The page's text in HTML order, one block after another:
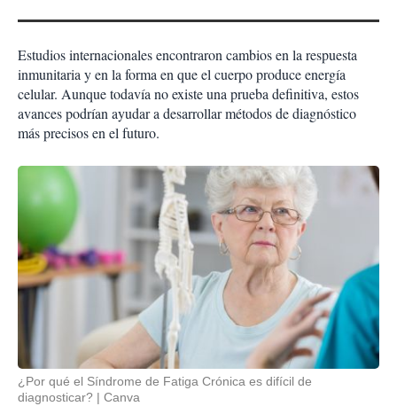
Estudios internacionales encontraron cambios en la respuesta
inmunitaria y en la forma en que el cuerpo produce energía
celular. Aunque todavía no existe una prueba definitiva, estos
avances podrían ayudar a desarrollar métodos de diagnóstico
más precisos en el futuro.
¿Por qué el Síndrome de Fatiga Crónica es difícil de
diagnosticar?
Canva